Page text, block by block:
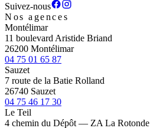
Suivez-nous
Nos agences
Montélimar
11 boulevard Aristide Briand
26200 Montélimar
04 75 01 65 87
Sauzet
7 route de la Batie Rolland
26740 Sauzet
04 75 46 17 30
Le Teil
4 chemin du Dépôt — ZA La Rotonde